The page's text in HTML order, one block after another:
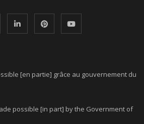
[en partie] grâce au gouvernement du
possible [in part] by the Government of